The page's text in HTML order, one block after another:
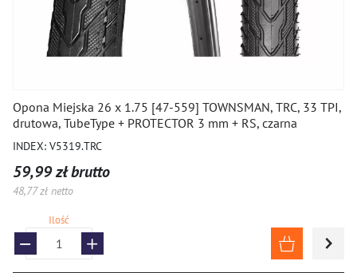
Opona Miejska 26 x 1.75 [47-559] TOWNSMAN, TRC, 33 TPI,
drutowa, TubeType + PROTECTOR 3 mm + RS, czarna
INDEX: V5319.TRC
59,99 zł brutto
48,77 zł netto
Ilość